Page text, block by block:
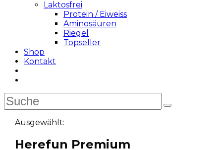
Laktosfrei
Protein / Eiweiss
Aminosäuren
Riegel
Topseller
Shop
Kontakt
Ausgewählt:
Herefun Premium